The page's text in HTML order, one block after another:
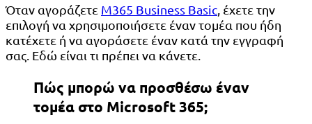
Όταν αγοράζετε M365 Business Basic , έχετε την
επιλογή να χρησιμοποιήσετε έναν τομέα που ήδη
κατέχετε ή να αγοράσετε έναν κατά την εγγραφή
σας. Εδώ είναι τι πρέπει να κάνετε.
Πώς μπορώ να προσθέσω έναν
τομέα στο Microsoft 365;